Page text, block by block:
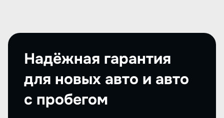
Надёжная гарантия
для новых авто и авто
с пробегом